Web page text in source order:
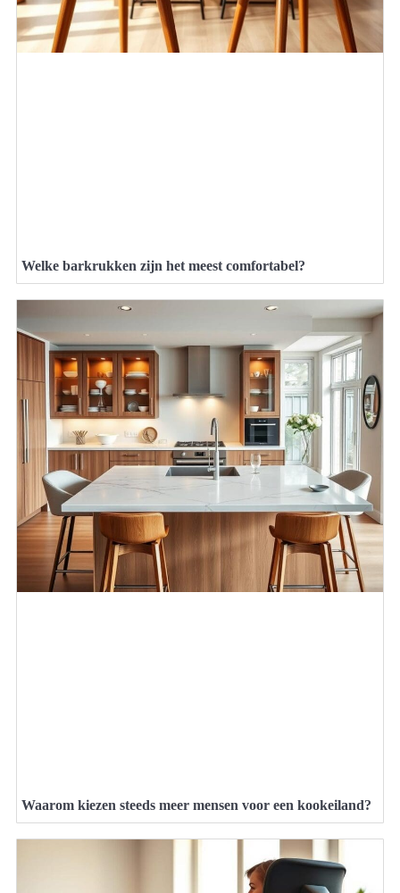
Welke barkrukken zijn het meest comfortabel?
Waarom kiezen steeds meer mensen voor een kookeiland?